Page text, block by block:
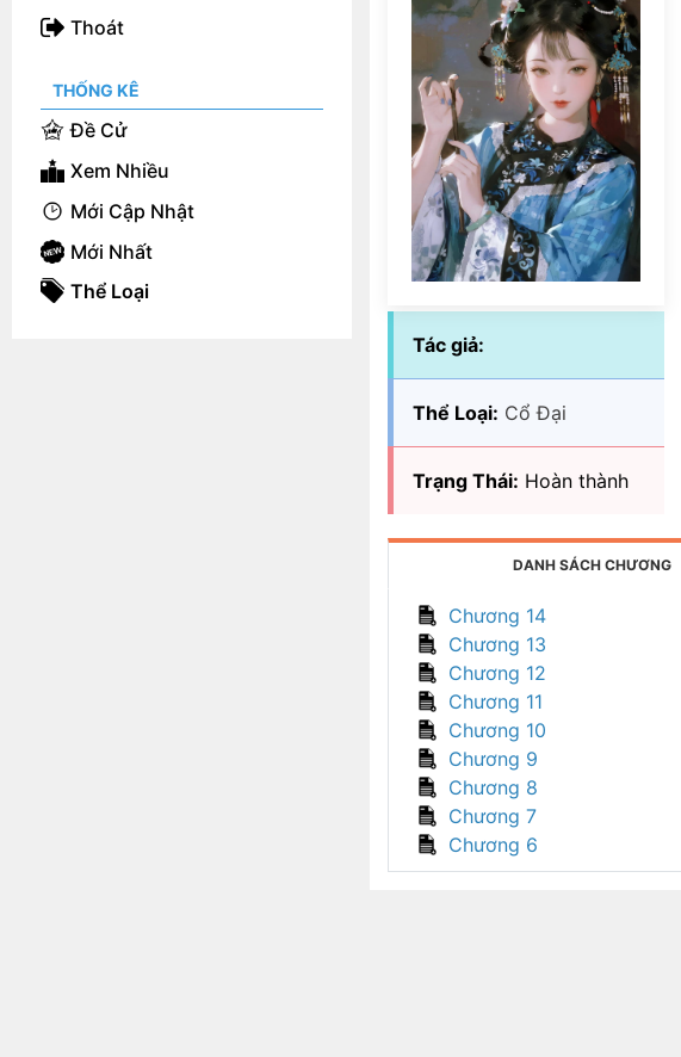
Tác giả:
Thể Loại: Cổ Đại
Trạng Thái: Hoàn thành
DANH SÁCH CHƯƠNG
Chương 14
Chương 13
Chương 12
Chương 11
Chương 10
Chương 9
Chương 8
Chương 7
Chương 6
Thoát
THỐNG KÊ
Đề Cử
Xem Nhiều
Mới Cập Nhật
Mới Nhất
Thể Loại